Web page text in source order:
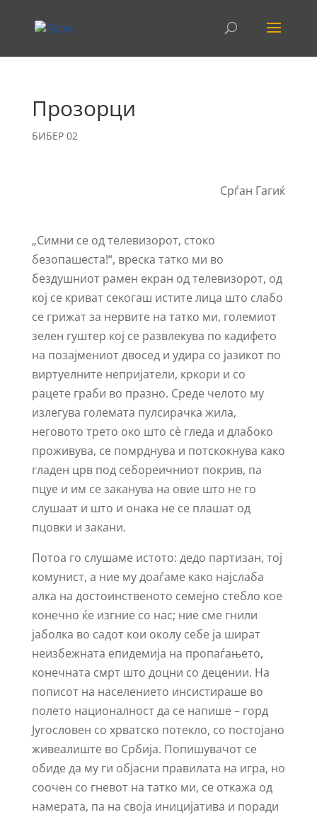
Прозорци
БИБЕР 02
Срѓан Гагиќ
„Симни се од телевизорот, стоко
безопашеста!“, вреска татко ми во
бездушниот рамен екран од телевизорот, од
кој се криват секогаш истите лица што слабо
се грижат за нервите на татко ми, големиот
зелен гуштер кој се развлекува по кадифето
на позајмениот двосед и удира со јазикот по
виртуелните непријатели, кркори и со
рацете граби во празно. Среде челото му
излегува големата пулсирачка жила,
неговото трето око што сѐ гледа и длабоко
проживува, се помрднува и потскокнува како
гладен црв под себореичниот покрив, па
пцуе и им се заканува на овие што не го
слушаат и што и онака не се плашат од
пцовки и закани.
Потоа го слушаме истото: дедо партизан, тој
комунист, а ние му доаѓаме како најслаба
алка на достоинственото семејно стебло кое
конечно ќе изгние со нас; ние сме гнили
јаболка во садот кои околу себе ја шират
неизбежната епидемија на пропаѓањето,
конечната смрт што доцни со децении. На
пописот на населението инсистираше во
полето националност да се напише – горд
Југословен со хрватско потекло, со постојано
живеалиште во Србија. Попишувачот се
обиде да му ги објасни правилата на игра, но
соочен со гневот на татко ми, се откажа од
намерата, па на своја иницијатива и поради